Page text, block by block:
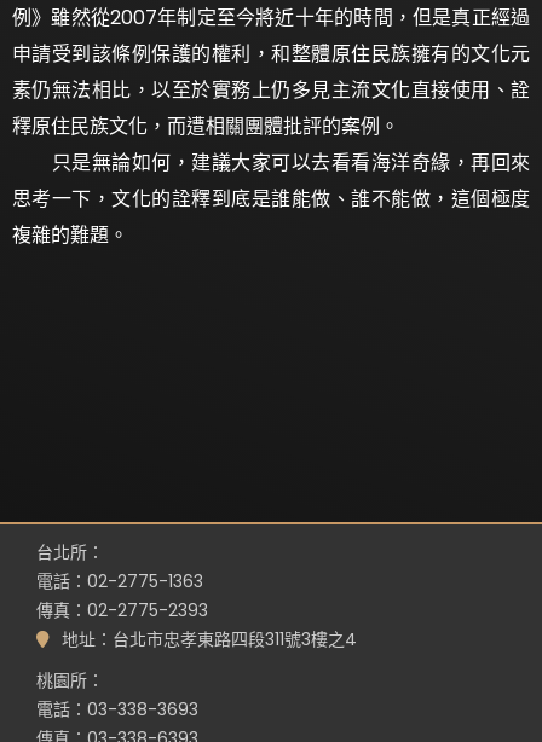
例》雖然從2007年制定至今將近十年的時間，但是真正經過
申請受到該條例保護的權利，和整體原住民族擁有的文化元
素仍無法相比，以至於實務上仍多見主流文化直接使用、詮
釋原住民族文化，而遭相關團體批評的案例。
只是無論如何，建議大家可以去看看海洋奇緣，再回來
思考一下，文化的詮釋到底是誰能做、誰不能做，這個極度
複雜的難題。
台北所：
電話：02-2775-1363
傳真：02-2775-2393
地址：台北市忠孝東路四段311號3樓之4
桃園所：
電話：03-338-3693